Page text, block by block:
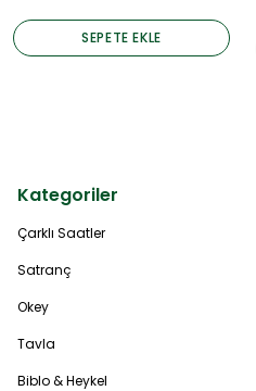
SEPETE EKLE
Kategoriler
Çarklı Saatler
Satranç
Okey
Tavla
Biblo & Heykel